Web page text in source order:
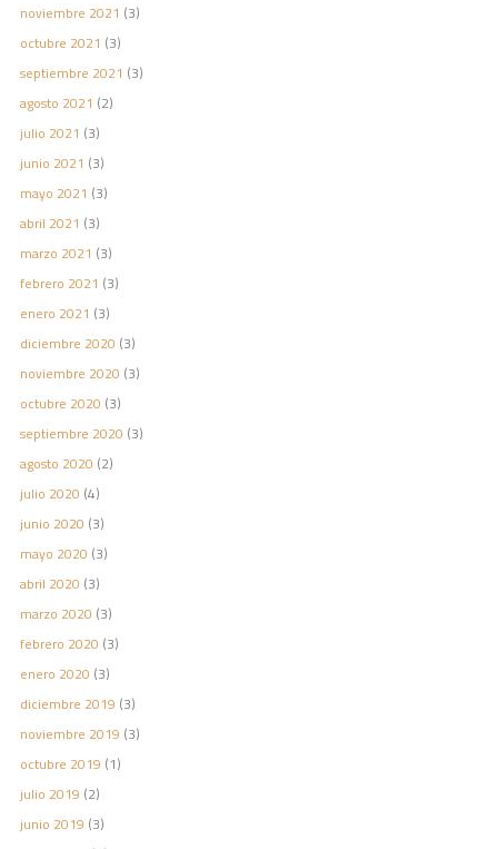
noviembre 2021 (3)
octubre 2021 (3)
septiembre 2021 (3)
agosto 2021 (2)
julio 2021 (3)
junio 2021 (3)
mayo 2021 (3)
abril 2021 (3)
marzo 2021 (3)
febrero 2021 (3)
enero 2021 (3)
diciembre 2020 (3)
noviembre 2020 (3)
octubre 2020 (3)
septiembre 2020 (3)
agosto 2020 (2)
julio 2020 (4)
junio 2020 (3)
mayo 2020 (3)
abril 2020 (3)
marzo 2020 (3)
febrero 2020 (3)
enero 2020 (3)
diciembre 2019 (3)
noviembre 2019 (3)
octubre 2019 (1)
julio 2019 (2)
junio 2019 (3)